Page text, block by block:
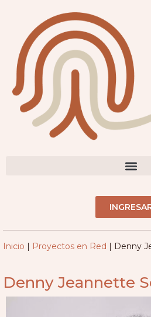
Inicio | Proyectos en Red | Denny
Denny Jeannette